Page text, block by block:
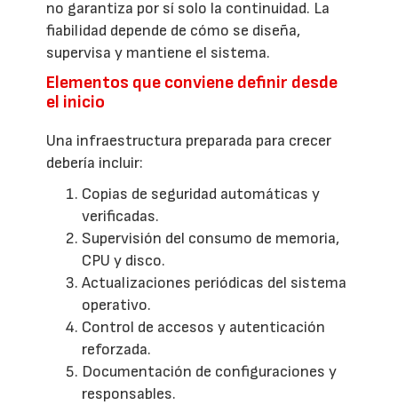
no garantiza por sí solo la continuidad. La
fiabilidad depende de cómo se diseña,
supervisa y mantiene el sistema.
Elementos que conviene definir desde
el inicio
Una infraestructura preparada para crecer
debería incluir:
Copias de seguridad automáticas y
verificadas.
Supervisión del consumo de memoria,
CPU y disco.
Actualizaciones periódicas del sistema
operativo.
Control de accesos y autenticación
reforzada.
Documentación de configuraciones y
responsables.